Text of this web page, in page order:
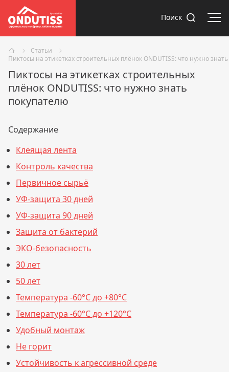
Поиск
Статьи
Пиктосы на этикетках строительных плёнок ONDUTISS: что нужно
Пиктосы на этикетках строительных
плёнок ONDUTISS: что нужно знать
покупателю
Содержание
Клеящая лента
Контроль качества
Первичное сырьё
УФ-защита 30 дней
УФ-защита 90 дней
Защита от бактерий
ЭКО-безопасность
30 лет
50 лет
Температура -60°C до +80°C
Температура -60°C до +120°C
Удобный монтаж
Не горит
Устойчивость к агрессивной среде